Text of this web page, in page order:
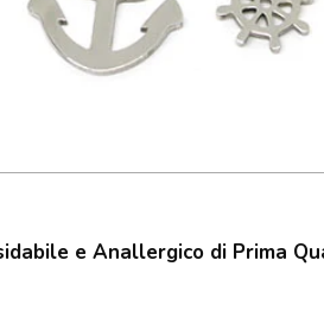
e Anallergico di Prima